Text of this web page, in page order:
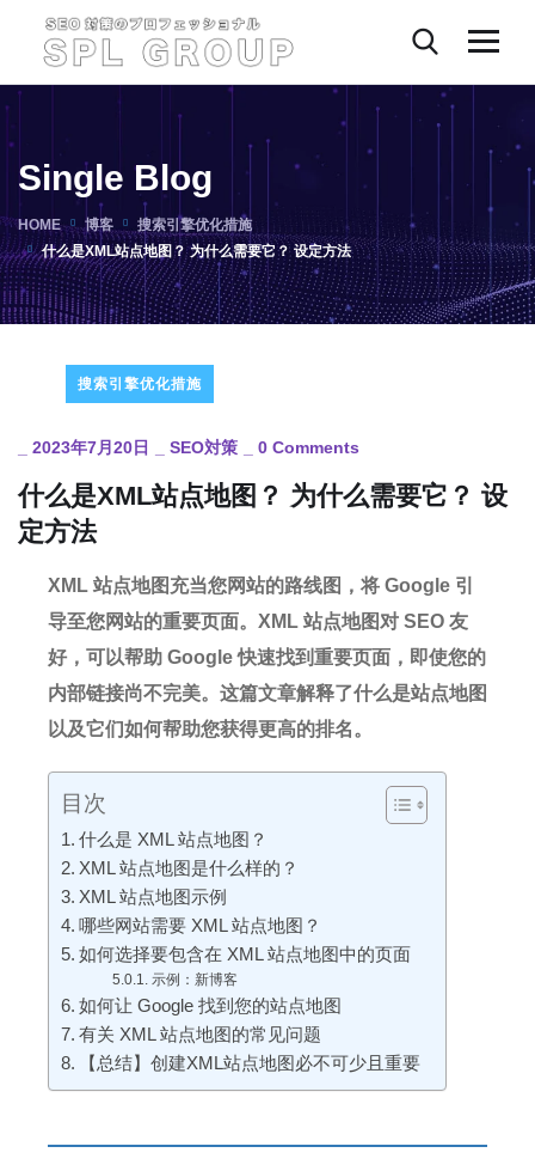
Single Blog
HOME 博客
搜索引擎优化措施
什么是XML站点地图？ 为什么需要它？ 设定方法
搜索引擎优化措施
2023年7月20日 SEO対策 0 Comments
什么是XML站点地图？ 为什么需要它？ 设
定方法
XML 站点地图充当您网站的路线图，将 Google 引
导至您网站的重要页面。 XML 站点地图对 SEO 友
好，可以帮助 Google 快速找到重要页面，即使您的
内部链接尚不完美。 这篇文章解释了什么是站点地图
以及它们如何帮助您获得更高的排名。
目次
什么是 XML 站点地图？
XML 站点地图是什么样的？
XML 站点地图示例
哪些网站需要 XML 站点地图？
如何选择要包含在 XML 站点地图中的页面
示例：新博客
如何让 Google 找到您的站点地图
有关 XML 站点地图的常见问题
【总结】创建XML站点地图必不可少且重要